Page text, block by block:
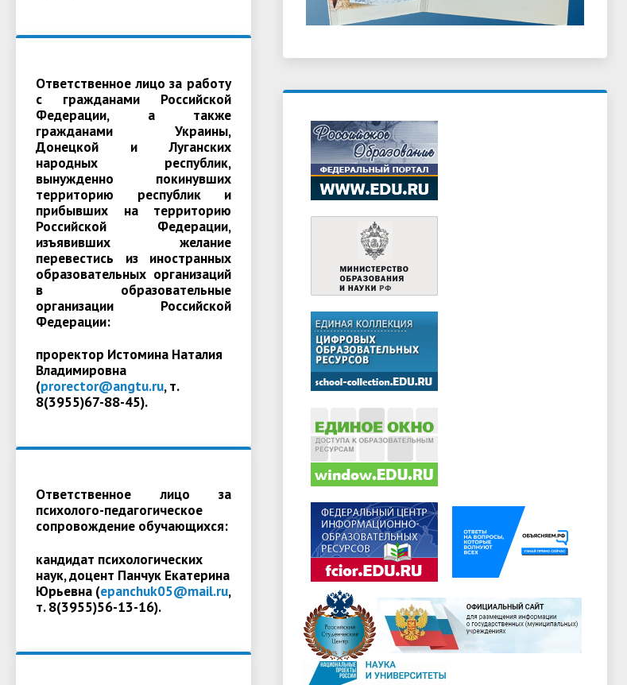
Ответственное лицо за работу
с гражданами Российской
Федерации, а также
гражданами Украины,
Донецкой и Луганских
народных республик,
вынужденно покинувших
территорию республик и
прибывших на территорию
Российской Федерации,
изъявивших желание
перевестись из иностранных
образовательных организаций
в образовательные
организации Российской
Федерации:
проректор Истомина Наталия
Владимировна
(prorector@angtu.ru, т.
8(3955)67-88-45).
Ответственное лицо за
психолого-педагогическое
сопровождение обучающихся:
кандидат психологических
наук, доцент Панчук Екатерина
Юрьевна (epanchuk05@mail.ru,
т. 8(3955)56-13-16).